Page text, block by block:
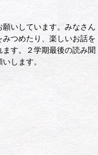
いしています。みなさん
つめたり、楽しいお話を
す。２学期最後の読み聞
します。